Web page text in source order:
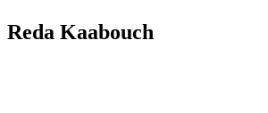
Reda Kaabouch